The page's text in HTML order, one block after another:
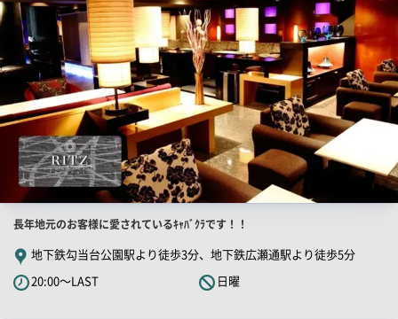
店
舗
PR
キ
長年地元のお客様に愛されているｷｬﾊﾞｸﾗです！！
地下鉄勾当台公園駅より徒歩3分、地下鉄広瀬通駅より徒歩5分
20:00～LAST
日曜